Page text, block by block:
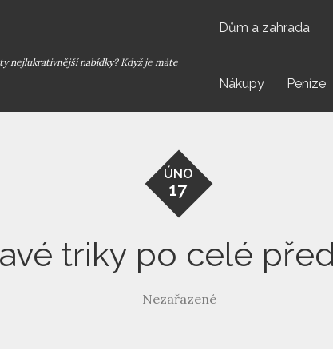
nejlukrativnější nabídky? Když je máte
Dům a zahrada
Nákupy Peníze
ÚNO
17
triky po celé
Nezařazené